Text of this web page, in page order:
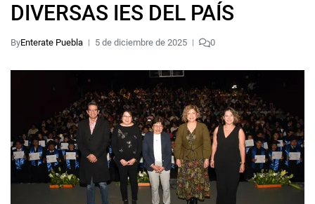
DIVERSAS IES DEL PAÍS
ByEnterate Puebla 5 de diciembre de 2025 0